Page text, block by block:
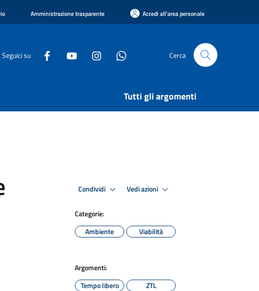
Amministrazione trasparente Accedi all'area personale
Seguici su Cerca
Tutti gli argomenti
Condividi Vedi azioni
Categorie:
Ambiente
Viabilità
Argomenti:
Tempo libero
ZTL